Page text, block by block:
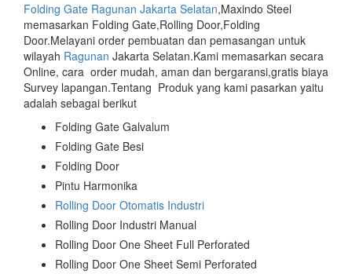
Folding Gate Ragunan Jakarta Selatan,Maxindo Steel
memasarkan Folding Gate,Rolling Door,Folding
Door.Melayani order pembuatan dan pemasangan untuk
wilayah Ragunan Jakarta Selatan.Kami memasarkan secara
Online, cara order mudah, aman dan bergaransi,gratis biaya
Survey lapangan.Tentang Produk yang kami pasarkan yaitu
adalah sebagai berikut
Folding Gate Galvalum
Folding Gate Besi
Folding Door
Pintu Harmonika
Rolling Door Otomatis Industri
Rolling Door Industri Manual
Rolling Door One Sheet Full Perforated
Rolling Door One Sheet Semi Perforated